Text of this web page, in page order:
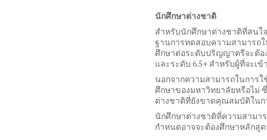
นักศึกษาต่างชาติ
สำหรับนักศึกษาต่างชาติที่สนใ
ฐานการทดสอบความสามารถ
ศึกษาต่อระดับปริญญาตรีจะต้
และระดับ 6.5+ สำหรับผู้ที่จะเ
นอกจากความสามารถในการ
ศึกษาของมหาวิทยาลัยหรือไม่
ต่างชาติที่ยังขาดคุณสมบัติในก
นักศึกษาต่างชาติที่ความสามา
กำหนดอาจจะต้องศึกษาหลักสู